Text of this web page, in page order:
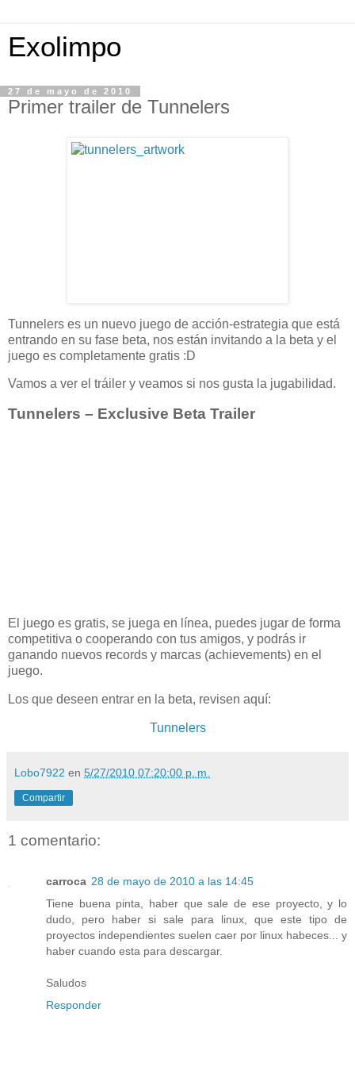
Exolimpo
27 de mayo de 2010
Primer trailer de Tunnelers
Tunnelers es un nuevo juego de acción-estrategia que está
entrando en su fase beta, nos están invitando a la beta y el
juego es completamente gratis :D
Vamos a ver el tráiler y veamos si nos gusta la jugabilidad.
Tunnelers – Exclusive Beta Trailer
El juego es gratis, se juega en línea, puedes jugar de forma
competitiva o cooperando con tus amigos, y podrás ir
ganando nuevos records y marcas (achievements) en el
juego.
Los que deseen entrar en la beta, revisen aquí:
Tunnelers
Lobo7922 en 5/27/2010 07:20:00 p. m.
Compartir
1 comentario:
carroca 28 de mayo de 2010 a las 14:45
Tiene buena pinta, haber que sale de ese proyecto, y lo
dudo, pero haber si sale para linux, que este tipo de
proyectos independientes suelen caer por linux habeces... y
haber cuando esta para descargar.
Saludos
Responder